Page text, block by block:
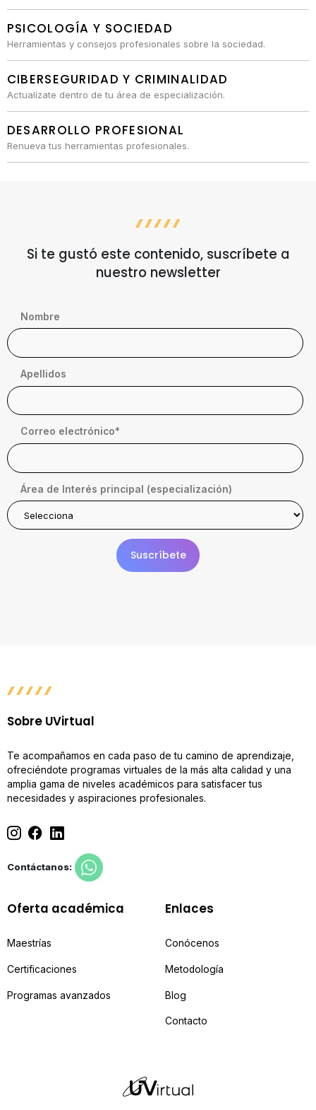
PSICOLOGÍA Y SOCIEDAD
Herramientas y consejos profesionales sobre la sociedad.
CIBERSEGURIDAD Y CRIMINALIDAD
Actualízate dentro de tu área de especialización.
DESARROLLO PROFESIONAL
Renueva tus herramientas profesionales.
Si te gustó este contenido, suscríbete a
nuestro newsletter
Nombre
Apellidos
Correo electrónico*
Área de Interés principal (especialización)
Sobre UVirtual
Te acompañamos en cada paso de tu camino de aprendizaje,
ofreciéndote programas virtuales de la más alta calidad y una
amplia gama de niveles académicos para satisfacer tus
necesidades y aspiraciones profesionales.
Contáctanos:
Oferta académica
Maestrías
Certificaciones
Programas avanzados
Enlaces
Conócenos
Metodología
Blog
Contacto